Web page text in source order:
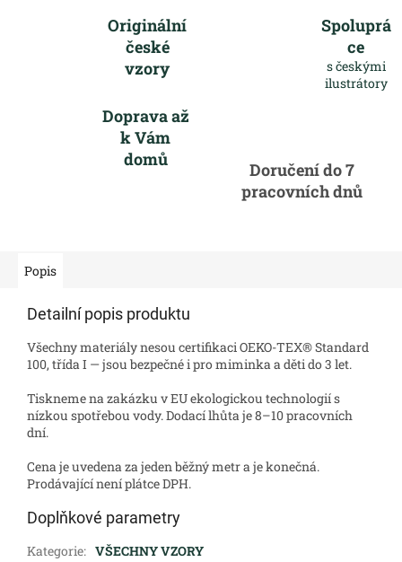
Originální
české
vzory
Spoluprá
ce
s českými
ilustrátory
Doprava až
k Vám
domů
Doručení do 7
pracovních dnů
Popis
Detailní popis produktu
Všechny materiály nesou certifikaci OEKO-TEX® Standard
100, třída I — jsou bezpečné i pro miminka a děti do 3 let.
Tiskneme na zakázku v EU ekologickou technologií s
nízkou spotřebou vody. Dodací lhůta je 8–10 pracovních
dní.
Cena je uvedena za jeden běžný metr a je konečná.
Prodávající není plátce DPH.
Doplňkové parametry
Kategorie: VŠECHNY VZORY